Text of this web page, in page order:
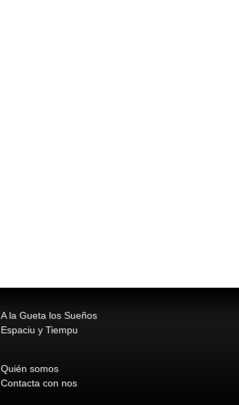
A la Gueta los Sueños
Espaciu y Tiempu
Quién somos
Contacta con nos